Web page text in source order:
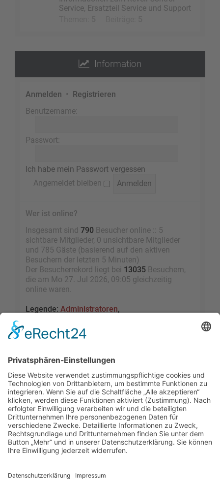
Service, Ersatzteil Service und Support
Information
Anmelden • Registrieren
Benutzername:
Passwort:
Ich habe mein Passwort vergessen
Angemeldet bleiben
Wer ist online?
Insgesamt sind 790 Besucher online :: 5
sichtbare Mitglieder, 0 unsichtbare Mitglieder
und 785 Gäste (basierend auf den aktiven
Besuchern der letzten 5 Minuten)
Der Besucherrekord liegt bei 13035 Besuchern,
die am Mo 27. Jul 2026, 09:05 gleichzeitig
online waren.
Legende: Administratoren,
Kürzlich registrierte Benutzer
Beiträge insgesamt
109480
• Themen insgesamt
9528• Mitglieder insgesamt2455• Unser
neuestes Mitglied:sky1005